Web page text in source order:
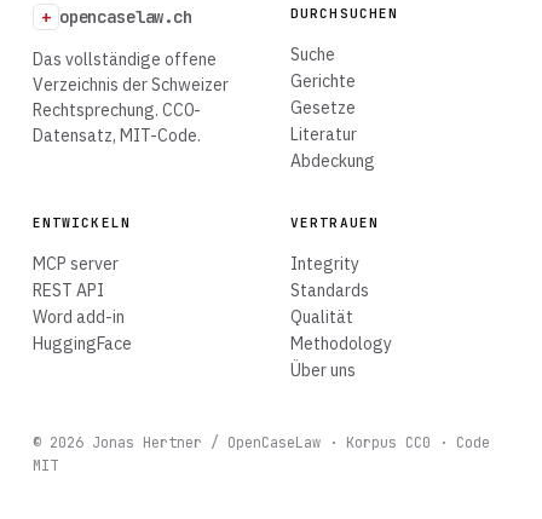
+ opencaselaw.ch
Das vollständige offene
Verzeichnis der Schweizer
Rechtsprechung. CC0-
Datensatz, MIT-Code.
DURCHSUCHEN
Suche
Gerichte
Gesetze
Literatur
Abdeckung
ENTWICKELN
MCP server
REST API
Word add-in
HuggingFace
VERTRAUEN
Integrity
Standards
Qualität
Methodology
Über uns
© 2026 Jonas Hertner / OpenCaseLaw · Korpus CC0 · Code
MIT